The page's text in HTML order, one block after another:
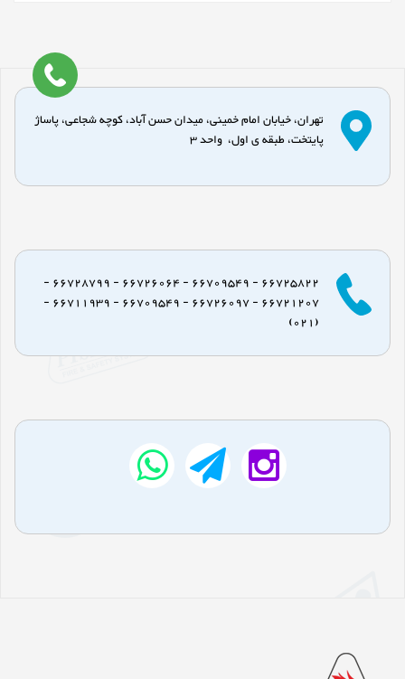
تهران، خیابان امام خمینی، میدان حسن آباد، کوچه شجاعی، پاساژ
پایتخت، طبقه ی اول، واحد 3
66725822 - 66709549 - 66726064 - 66728799 -
66721207 - 66726097 - 66709549 - 66711939 -
(021)